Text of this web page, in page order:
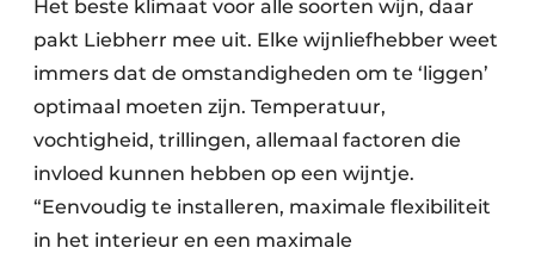
Het beste klimaat voor alle soorten wijn, daar
pakt Liebherr mee uit. Elke wijnliefhebber weet
immers dat de omstandigheden om te ‘liggen’
optimaal moeten zijn. Temperatuur,
vochtigheid, trillingen, allemaal factoren die
invloed kunnen hebben op een wijntje.
“Eenvoudig te installeren, maximale flexibiliteit
in het interieur en een maximale